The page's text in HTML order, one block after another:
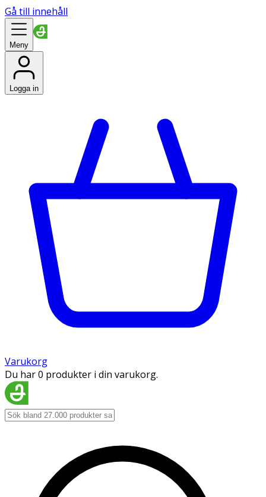
Gå till innehåll
Meny
Logga in
Varukorg
Du har 0 produkter i din varukorg.